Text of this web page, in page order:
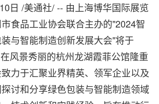
日 /美通社/ -- 由上海博华国际展览
食品工业协会联合主办的"2024智
与智能制造创新发展大会"将于
风景秀丽的杭州龙湖霞菲公馆隆重
力于汇聚业界精英、领军企业以及
讨和分享绿色包装与智能制造领域